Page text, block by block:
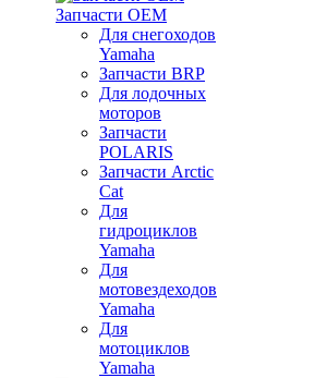
Запчасти OEM
Для снегоходов
Yamaha
Запчасти BRP
Для лодочных
моторов
Запчасти
POLARIS
Запчасти Arctic
Cat
Для
гидроциклов
Yamaha
Для
мотовездеходов
Yamaha
Для
мотоциклов
Yamaha